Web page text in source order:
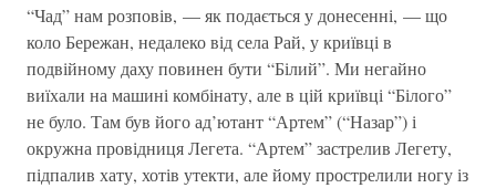
“Чад” нам розповів, — як подається у донесенні, — що
коло Бережан, недалеко від села Рай, у криївці в
подвійному даху повинен бути “Білий”. Ми негайно
виїхали на машині комбінату, але в цій криївці “Білого”
не було. Там був його ад’ютант “Артем” (“Назар”) і
окружна провідниця Легета. “Артем” застрелив Легету,
підпалив хату, хотів утекти, але йому прострелили ногу із